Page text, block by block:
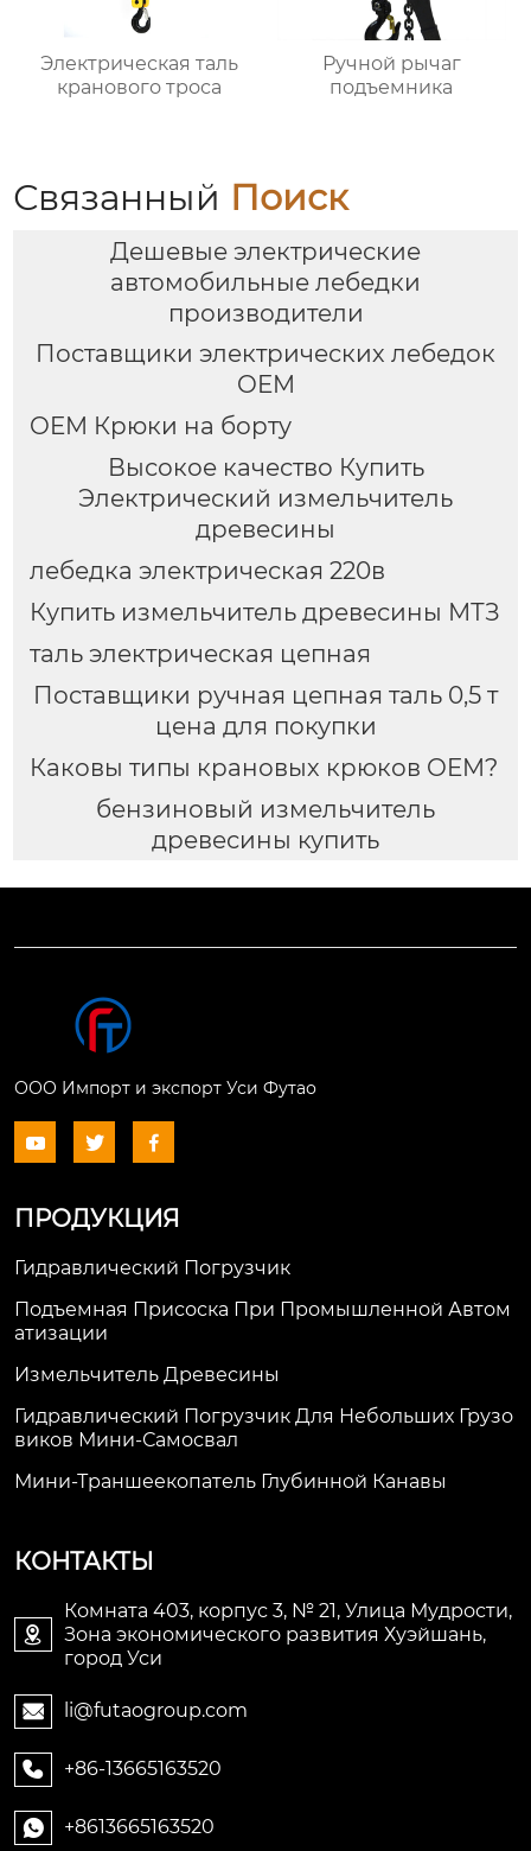
Электрическая таль
кранового троса
Ручной рычаг
подъемника
Связанный Поиск
Дешевые электрические
автомобильные лебедки
производители
Поставщики электрических лебедок
OEM
OEM Крюки на борту
Высокое качество Купить
Электрический измельчитель
древесины
лебедка электрическая 220в
Купить измельчитель древесины МТЗ
таль электрическая цепная
Поставщики ручная цепная таль 0,5 т
цена для покупки
Каковы типы крановых крюков OEM?
бензиновый измельчитель
древесины купить
ООО Импорт и экспорт Уси Футао
  
ПРОДУКЦИЯ
Гидравлический Погрузчик
Подъемная Присоска При Промышленной Автом
Атизации
Измельчитель Древесины
Гидравлический Погрузчик Для Небольших Грузо
Виков Мини-Самосвал
Мини-Траншеекопатель Глубинной Канавы
КОНТАКТЫ

Комната 403, корпус 3, № 21, Улица Мудрости,
Зона экономического развития Хуэйшань,
город Уси
 li@futaogroup.com
 +86-13665163520
 +8613665163520